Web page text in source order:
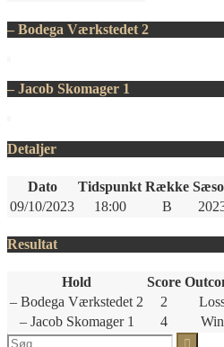
– Bodega Værkstedet 2
– Jacob Skomager 1
Detaljer
Dato Tidspunkt Række
09/10/2023
18:00 B
Resultat
Hold Score
– Bodega Værkstedet 2
2
– Jacob Skomager 1
4
Win
Søg